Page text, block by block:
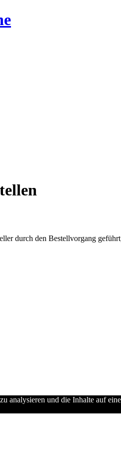
durch den Bestellvorgang
analysieren und die Inhalte auf